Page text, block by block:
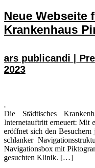
Neue Webseite
Krankenhaus
ars publicandi |
2023
.
Die Städtisches
Internetauftritt erneuert: Mit
eröffnet sich den
schlanker
Navigationsbox mit
gesuchten Klinik. […]